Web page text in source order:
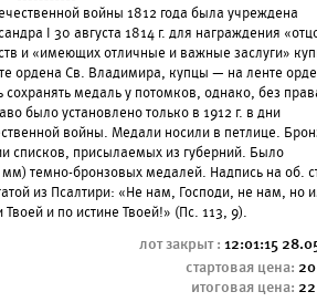
войны 1812 года была учреждена
I 30 августа 1814 г. для награждения
и «имеющих отличные и важные заслуги»
ордена Св. Владимира, купцы — на ленте
медаль у потомков, однако, без
было установлено только в 1912 г. в дни
войны. Медали носили в петлице.
списков, присылаемых из губерний. Было
темно-бронзовых медалей. Надпись на об.
из Псалтири: «Не нам, Господи, не нам, но
и по истине Твоей!» (Пс. 113, 9).
12:01:15